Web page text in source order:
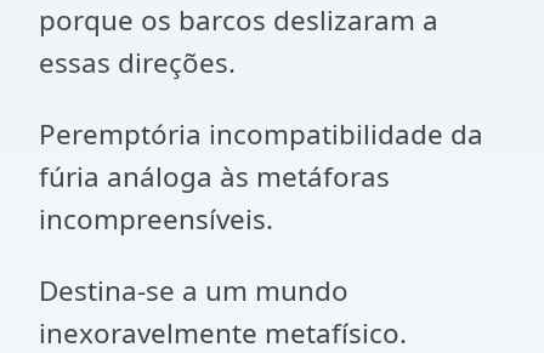
porque os barcos deslizaram a
essas direções.
Peremptória incompatibilidade da
fúria análoga às metáforas
incompreensíveis.
Destina-se a um mundo
inexoravelmente metafísico.